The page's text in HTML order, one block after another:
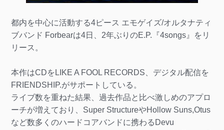
都内を中心に活動する4ピース エモゲイズ/オルタナティ
ブバンド Forbearは4日、2年ぶりのE.P.『4songs』をリ
リース。
本作はCDをLIKE A FOOL RECORDS、デジタル配信を
FRIENDSHIP.がサポートしている。
ライブ数を重ねた結果、過去作品と比べ激しめのアプロ
ーチが増えており、Super StructureやHollow Suns,Otus
など数多くのハードコアバンドに携わるDevu